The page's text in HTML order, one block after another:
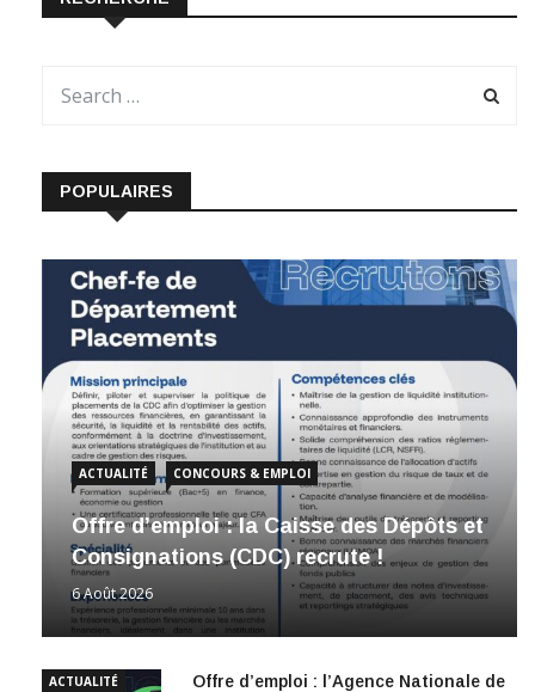
POPULAIRES
ACTUALITÉ CONCOURS & EMPLOI
Offre d’emploi : la Caisse des Dépôts et
Consignations (CDC) recrute !
6 Août 2026
ACTUALITÉ
Offre d’emploi : l’Agence Nationale de